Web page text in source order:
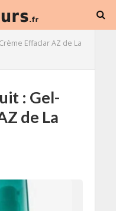
Effaclar AZ de La
: Gel-
de La